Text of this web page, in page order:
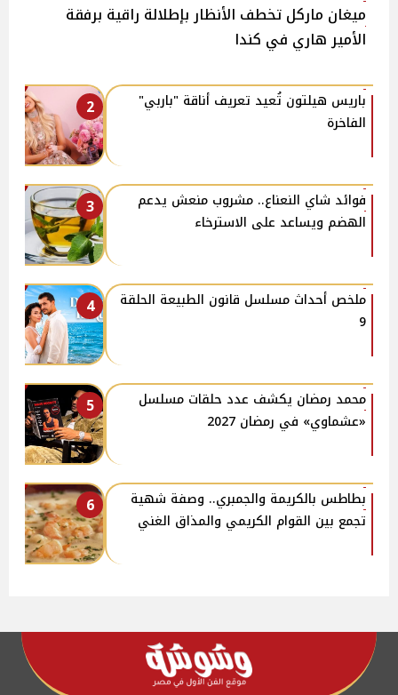
ميغان ماركل تخطف الأنظار بإطلالة راقية برفقة
الأمير هاري في كندا
2
باريس هيلتون تُعيد تعريف أناقة "باربي"
الفاخرة
3
فوائد شاي النعناع.. مشروب منعش يدعم
الهضم ويساعد على الاسترخاء
4
ملخص أحداث مسلسل قانون الطبيعة الحلقة
9
5
محمد رمضان يكشف عدد حلقات مسلسل
«عشماوي» في رمضان 2027
6
بطاطس بالكريمة والجمبري.. وصفة شهية
تجمع بين القوام الكريمي والمذاق الغني